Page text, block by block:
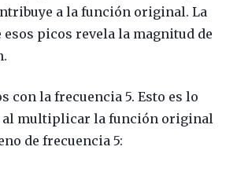
a la función original. La
esos picos revela la magnitud de
con la frecuencia 5. Esto es lo
al multiplicar la función original
de frecuencia 5: